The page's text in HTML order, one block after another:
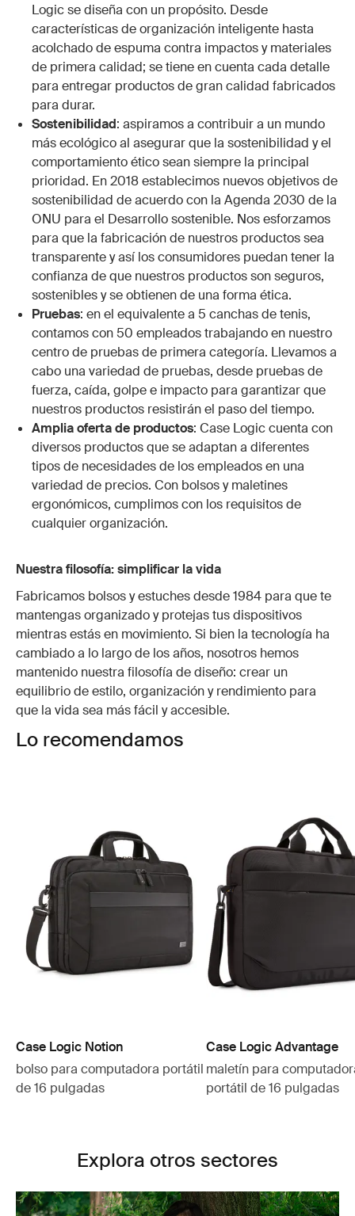
Logic se diseña con un propósito. Desde
características de organización inteligente hasta
acolchado de espuma contra impactos y materiales
de primera calidad; se tiene en cuenta cada detalle
para entregar productos de gran calidad fabricados
para durar.
Sostenibilidad: aspiramos a contribuir a un mundo
más ecológico al asegurar que la sostenibilidad y el
comportamiento ético sean siempre la principal
prioridad. En 2018 establecimos nuevos objetivos de
sostenibilidad de acuerdo con la Agenda 2030 de la
ONU para el Desarrollo sostenible. Nos esforzamos
para que la fabricación de nuestros productos sea
transparente y así los consumidores puedan tener la
confianza de que nuestros productos son seguros,
sostenibles y se obtienen de una forma ética.
Pruebas: en el equivalente a 5 canchas de tenis,
contamos con 50 empleados trabajando en nuestro
centro de pruebas de primera categoría. Llevamos a
cabo una variedad de pruebas, desde pruebas de
fuerza, caída, golpe e impacto para garantizar que
nuestros productos resistirán el paso del tiempo.
Amplia oferta de productos: Case Logic cuenta con
diversos productos que se adaptan a diferentes
tipos de necesidades de los empleados en una
variedad de precios. Con bolsos y maletines
ergonómicos, cumplimos con los requisitos de
cualquier organización.
Nuestra filosofía: simplificar la vida
Fabricamos bolsos y estuches desde 1984 para que te
mantengas organizado y protejas tus dispositivos
mientras estás en movimiento. Si bien la tecnología ha
cambiado a lo largo de los años, nosotros hemos
mantenido nuestra filosofía de diseño: crear un
equilibrio de estilo, organización y rendimiento para
que la vida sea más fácil y accesible.
Lo recomendamos
Case Logic Notion
bolso para computadora portátil
de 16 pulgadas
Case Logic Advantage
maletín para
portátil de 16 pulgadas
Explora otros sectores